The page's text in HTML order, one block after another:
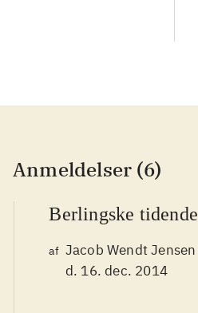
Anmeldelser (6)
Berlingske tidende
af Jacob Wendt Jensen
d. 16. dec. 2014